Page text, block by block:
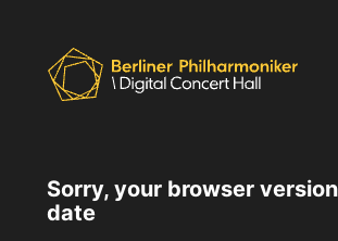
Sorry, your browser
date